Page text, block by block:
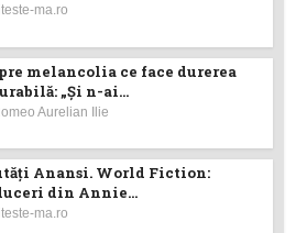
ma.ro
melancolia ce face durerea
„Și n-ai...
Aurelian Ilie
Anansi. World Fiction:
din Annie...
ma.ro